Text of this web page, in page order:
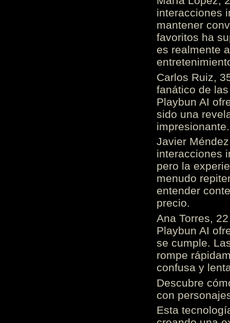
interacciones
mantener
favoritos ha
es realmente
Carlos Ruiz,
fanático de
Playbun AI
sido una
Javier
interacciones
pero la
menudo
entender
precio.
Ana Torres,
Playbun AI
se cumple.
rompe
confusa y
Descubre
con
Esta